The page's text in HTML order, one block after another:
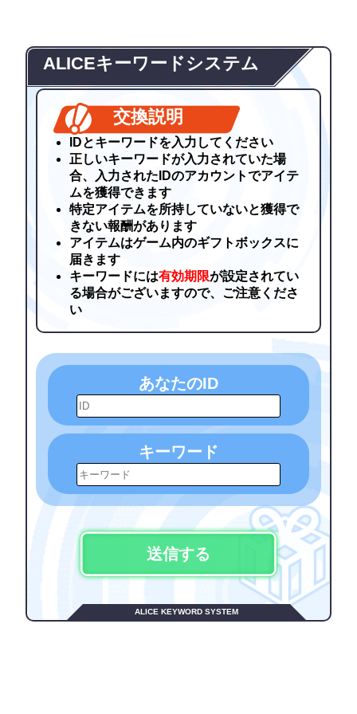
ALICEキーワードシステム
交換説明
IDとキーワードを入力してください
正しいキーワードが入力されていた場
合、入力されたIDのアカウントでアイテ
ムを獲得できます
特定アイテムを所持していないと獲得で
きない報酬があります
アイテムはゲーム内のギフトボックスに
届きます
キーワードには有効期限が設定されてい
る場合がございますので、ご注意くださ
い
あなたのID
キーワード
送信する
ALICE KEYWORD SYSTEM